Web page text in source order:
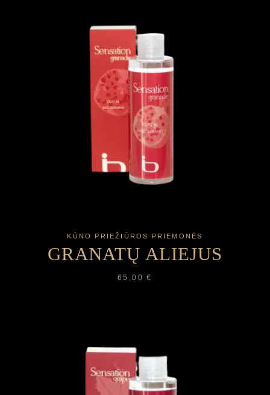
KŪNO PRIEŽIŪROS PRIEMONĖS
GRANATŲ ALIEJUS
65,00€